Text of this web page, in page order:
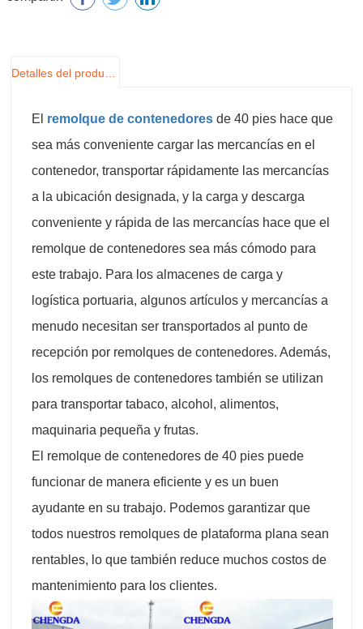
El remolque de contenedores de 40 pies hace que
sea más conveniente cargar las mercancías en el
contenedor, transportar rápidamente las mercancías
a la ubicación designada, y la carga y descarga
conveniente y rápida de las mercancías hace que el
remolque de contenedores sea más cómodo para
este trabajo. Para los almacenes de carga y
logística portuaria, algunos artículos y mercancías a
menudo necesitan ser transportados al punto de
recepción por remolques de contenedores. Además,
los remolques de contenedores también se utilizan
para transportar tabaco, alcohol, alimentos,
maquinaria pequeña y frutas.
El remolque de contenedores de 40 pies puede
funcionar de manera eficiente y es un buen
ayudante en su trabajo. Podemos garantizar que
todos nuestros remolques de plataforma plana sean
rentables, lo que también reduce muchos costos de
mantenimiento para los clientes.